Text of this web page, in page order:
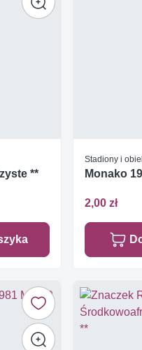
**
Stadiony i
Monako
2,00 zł